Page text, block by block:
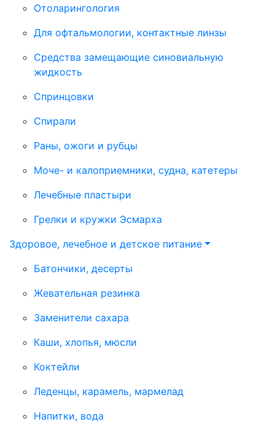
Отоларингология
Для офтальмологии, контактные линзы
Средства замещающие синовиальную
жидкость
Спринцовки
Спирали
Раны, ожоги и рубцы
Моче- и калоприемники, судна, катетеры
Лечебные пластыри
Грелки и кружки Эсмарха
Здоровое, лечебное и детское питание
Батончики, десерты
Жевательная резинка
Заменители сахара
Каши, хлопья, мюсли
Коктейли
Леденцы, карамель, мармелад
Напитки, вода